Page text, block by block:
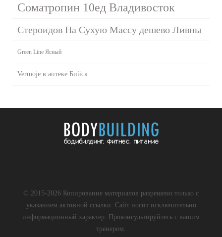
Cоматропин 10ед Владивосток
Стероидов На Сухую Массу дешево Ливны
Green Line Ясный
Vermoje в аптеке Бийск
© 2015-2026 Копирование материалов разрешено только с
указанием активной ссылки. Сайт носит исключительно
информационный характер. Проконсультируйтесь с вашим
тренером.